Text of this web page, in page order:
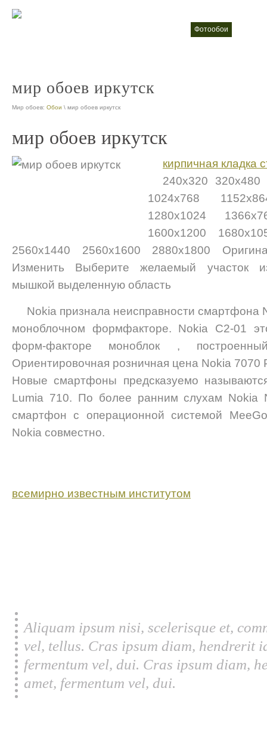
фотообои
мир обоев иркутск
Мир обоев: Обои \ мир обоев иркутск
мир обоев иркутск
кирпичная кладка
240x320
1024x768
1280x1024
1600x1200
2560x1440 2560x1600 2880x1800
Изменить Выберите желаемый участок
мышкой выделенную область
Nokia признала неисправности смартфона
моноблочном формфакторе. Nokia C2-01
форм-факторе моноблок ,
Ориентировочная розничная цена Nokia 7070
Новые смартфоны предсказуемо
Lumia 710. По более ранним слухам Nokia
смартфон с операционной системой
Nokia совместно.
всемирно известным институтом
Aliquam ipsum nisi, scelerisque et,
vel, tellus. Cras ipsum diam, hendrerit
fermentum vel, dui. Cras ipsum diam,
amet, fermentum vel, dui.